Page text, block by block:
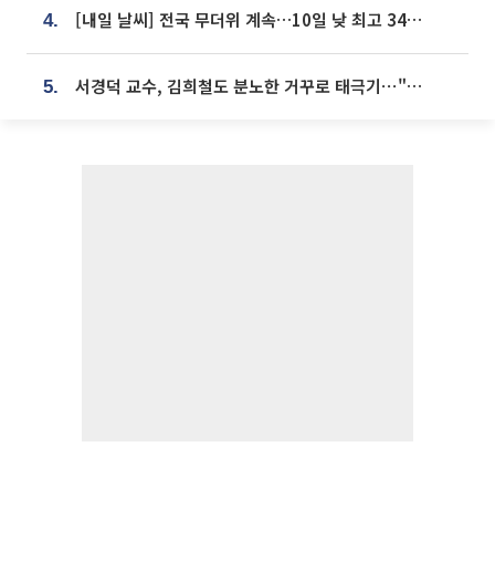
4. [내일 날씨] 전국 무더위 계속…10일 낮 최고 34도 육박
5. 서경덕 교수, 김희철도 분노한 거꾸로 태극기⋯"엉터리는 아냐, 아쉬울 뿐"